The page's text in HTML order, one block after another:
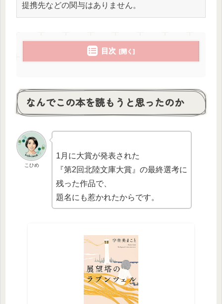
提携先などの関与はありません。
目次
なんでこの本を読もうと思ったのか
こひめ
1月に大賞が発表された
『第2回北陸文庫大賞』の最終選考に
残った作品で、
題名にも惹かれたからです。